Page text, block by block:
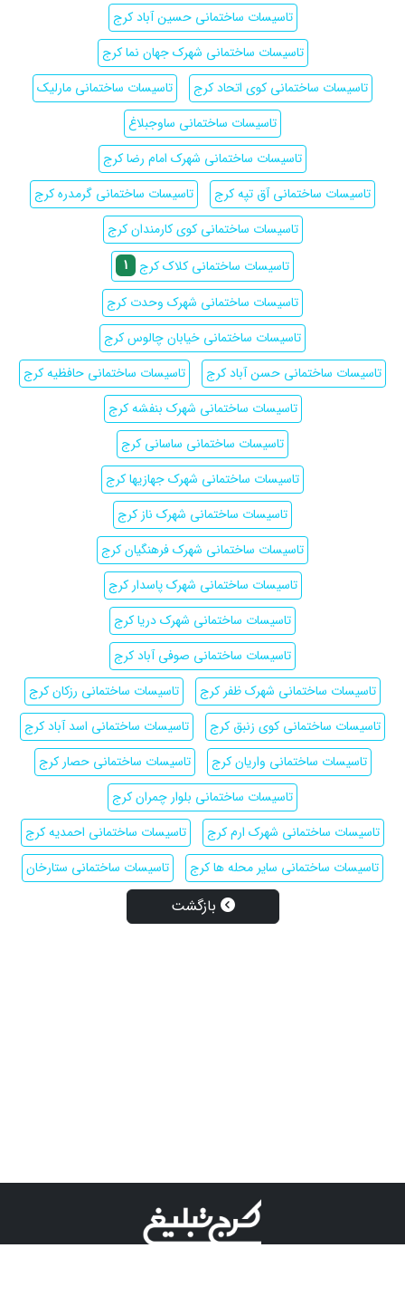
تاسیسات ساختمانی حسین آباد کرج
تاسیسات ساختمانی شهرک جهان نما کرج
تاسیسات ساختمانی کوی اتحاد کرج
تاسیسات ساختمانی مارلیک
تاسیسات ساختمانی ساوجبلاغ
تاسیسات ساختمانی شهرک امام رضا کرج
تاسیسات ساختمانی آق تپه کرج
تاسیسات ساختمانی گرمدره کرج
تاسیسات ساختمانی کوی کارمندان کرج
تاسیسات ساختمانی کلاک کرج 1
تاسیسات ساختمانی شهرک وحدت کرج
تاسیسات ساختمانی خیابان چالوس کرج
تاسیسات ساختمانی حسن آباد کرج
تاسیسات ساختمانی حافظیه کرج
تاسیسات ساختمانی شهرک بنفشه کرج
تاسیسات ساختمانی ساسانی کرج
تاسیسات ساختمانی شهرک جهازیها کرج
تاسیسات ساختمانی شهرک ناز کرج
تاسیسات ساختمانی شهرک فرهنگیان کرج
تاسیسات ساختمانی شهرک پاسدار کرج
تاسیسات ساختمانی شهرک دریا کرج
تاسیسات ساختمانی صوفی آباد کرج
تاسیسات ساختمانی شهرک ظفر کرج
تاسیسات ساختمانی رزکان کرج
تاسیسات ساختمانی کوی زنبق کرج
تاسیسات ساختمانی اسد آباد کرج
تاسیسات ساختمانی واریان کرج
تاسیسات ساختمانی حصار کرج
تاسیسات ساختمانی بلوار چمران کرج
تاسیسات ساختمانی شهرک ارم کرج
تاسیسات ساختمانی احمدیه کرج
تاسیسات ساختمانی سایر محله ها کرج
تاسیسات ساختمانی ستارخان
بازگشت